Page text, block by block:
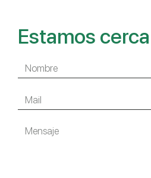
Estamos cerca